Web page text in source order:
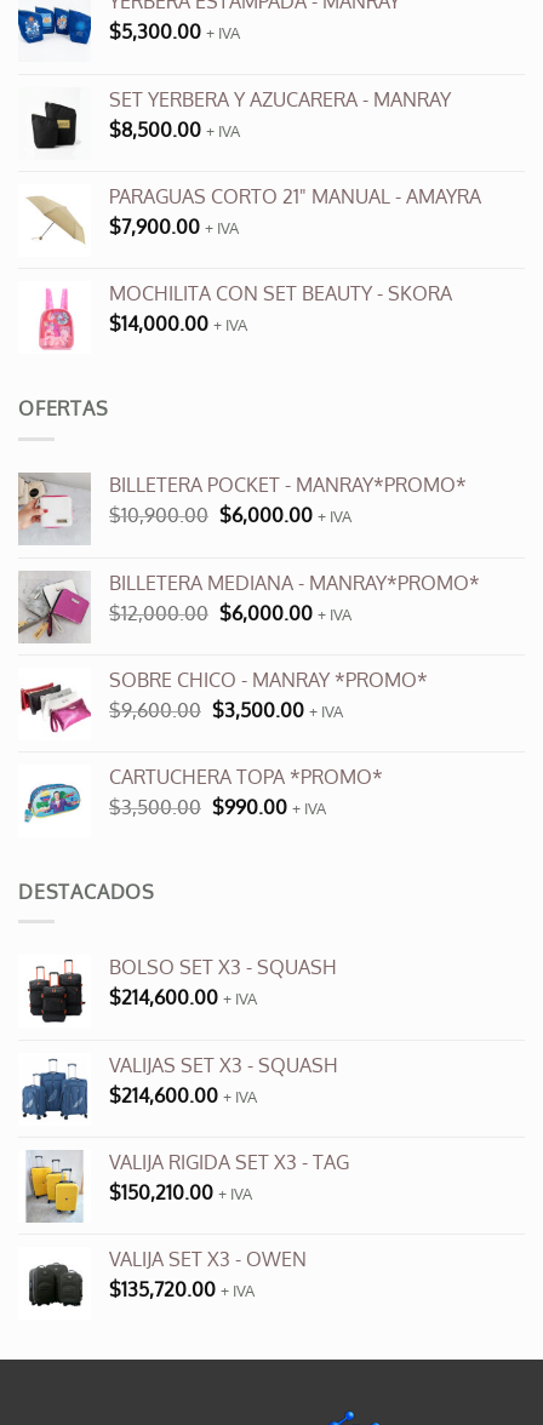
$5,300.00 + IVA
SET YERBERA Y AZUCARERA - MANRAY
$8,500.00 + IVA
PARAGUAS CORTO 21" MANUAL - AMAYRA
$7,900.00 + IVA
MOCHILITA CON SET BEAUTY - SKORA
$14,000.00 + IVA
OFERTAS
BILLETERA POCKET - MANRAY*PROMO*
$10,900.00 El
era:
$10,900.00.
$6,000.00El
es:
$6,000.00.
+ IVA
BILLETERA MEDIANA - MANRAY*PROMO*
$12,000.00 El
era:
$12,000.00.
$6,000.00El
es:
$6,000.00.
+ IVA
SOBRE CHICO - MANRAY *PROMO*
$9,600.00 El
era:
$9,600.00.
$3,500.00El
es:
$3,500.00.
+ IVA
CARTUCHERA TOPA *PROMO*
$3,500.00 El
$990.00El+ IVA
DESTACADOS
BOLSO SET X3 - SQUASH
$214,600.00 + IVA
VALIJAS SET X3 - SQUASH
$214,600.00 + IVA
VALIJA RIGIDA SET X3 - TAG
$150,210.00 + IVA
VALIJA SET X3 - OWEN
$135,720.00 + IVA